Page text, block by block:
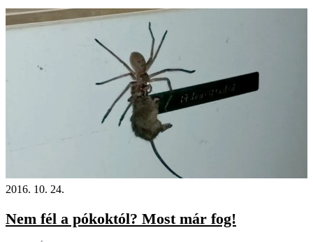
2016. 10. 24.
Nem fél a pókoktól? Most már fog!